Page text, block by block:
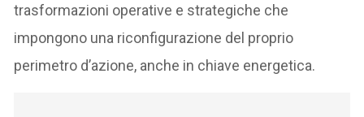
trasformazioni operative e strategiche che
impongono una riconfigurazione del proprio
perimetro d’azione, anche in chiave energetica.